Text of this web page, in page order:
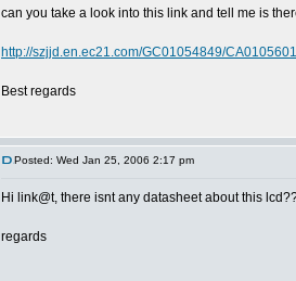
can you take a look into this link and tell me is
http://szjjd.en.ec21.com/GC01054849/
Best regards
Posted: Wed Jan 25, 2006 2:17 pm
Hi link@t, there isnt any datasheet about this
regards